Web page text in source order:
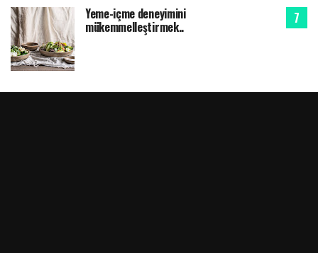
Yeme-içme deneyimini
mükemmelleştirmek..